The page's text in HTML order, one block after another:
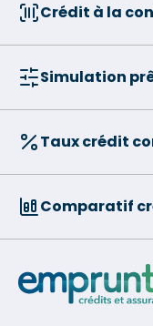
Crédit à la
Simulation
Taux crédit
Comparatif